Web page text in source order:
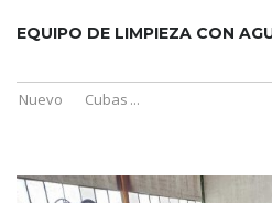
EQUIPO DE LIMPIEZA CON
Nuevo Cubas ...